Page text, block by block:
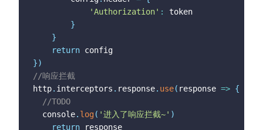
'Authorization' :
token
}
}
return
})
//响应拦截
http. interceptors . response. use( response => {
//TODO
  console
. log( '进入了响应拦截~' )
return